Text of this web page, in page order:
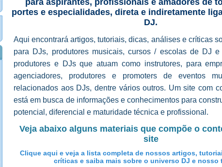
para aspirantes, profissionais e amadores de
portes e especialidades, direta e indiretamente
DJ.
Aqui encontrará artigos, tutoriais, dicas, análises e críticas
para DJs, produtores musicais, cursos / escolas de DJ e
produtores e DJs que atuam como instrutores, para
agenciadores, produtores e promoters de eventos
relacionados aos DJs, dentre vários outros. Um site com
está em busca de informações e conhecimentos para
potencial, diferencial e maturidade técnica e profissional.
Veja abaixo alguns materiais que compõe o
site
Clique aqui e veja a lista completa de nossos artigos,
críticas e saiba mais sobre o universo DJ e nosso